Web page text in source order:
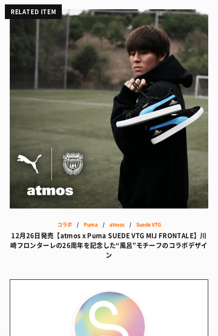
RELATED ITEM
コラボ/ Puma/ atmos/ Suede VTG
12月26日発売【atmos x Puma SUEDE VTG MIJ FRONTALE】川
崎フロンターレの26周年を記念した“風呂”モチーフのコラボデザイ
ン